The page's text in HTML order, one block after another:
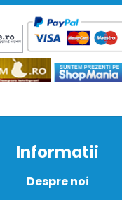
Informatii
Despre noi